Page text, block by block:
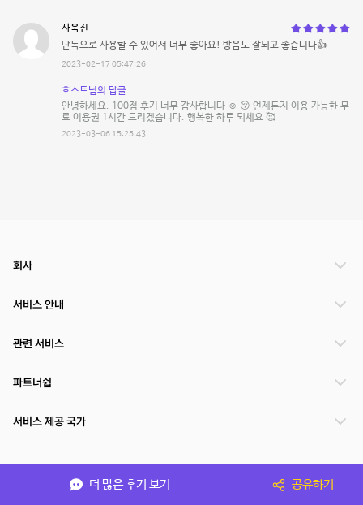
사욱진
단독으로 사용할 수 있어서 너무 좋아요! 방음도 잘되고 좋습니다👍
2023-02-17 05:47:26
호스트님의 답글
안녕하세요. 100점 후기 너무 감사합니다 ☺ 😚 언제든지 이용 가능한 무
료 이용권 1시간 드리겠습니다. 행복한 하루 되세요 🥰
2023-03-06 15:25:43
더 많은 후기 보기 공유하기
회사
서비스 안내
관련 서비스
파트너쉽
서비스 제공 국가
(주)NSPACE 사업자정보